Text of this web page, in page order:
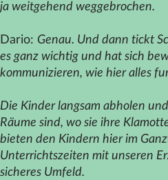
ja weitgehend weggebrochen.
Dario: Genau. Und dann tickt
es ganz wichtig und hat sich
kommunizieren, wie hier alles
Die Kinder langsam abholen
Räume sind, wo sie ihre
bieten den Kindern hier im
Unterrichtszeiten mit unseren
sicheres Umfeld.